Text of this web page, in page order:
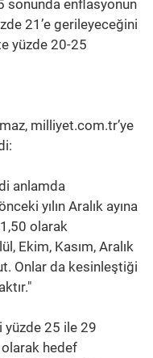
sonunda enflasyonun
21’e gerileyeceğini
yüzde 20-25
milliyet.com.tr’ye
anlamda
yılın Aralık ayına
olarak
Ekim, Kasım, Aralık
Onlar da kesinleştiği
yüzde 25 ile 29
olarak hedef